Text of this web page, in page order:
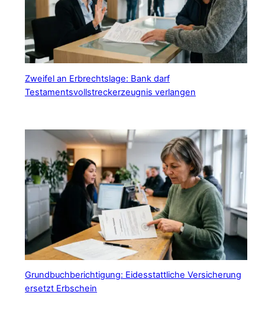
Zweifel an Erbrechtslage: Bank darf
Testamentsvollstreckerzeugnis verlangen
Grundbuchberichtigung: Eidesstattliche Versicherung
ersetzt Erbschein